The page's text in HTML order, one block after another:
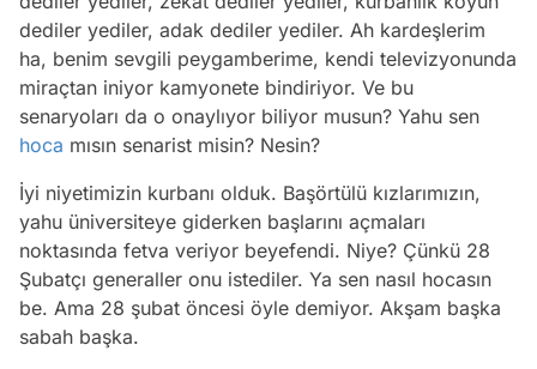
dediler yediler, adak dediler yediler. Ah kardeşlerim
ha, benim sevgili peygamberime, kendi televizyonunda
miraçtan iniyor kamyonete bindiriyor. Ve bu
senaryoları da o onaylıyor biliyor musun? Yahu sen
hoca mısın senarist misin? Nesin?
İyi niyetimizin kurbanı olduk. Başörtülü kızlarımızın,
yahu üniversiteye giderken başlarını açmaları
noktasında fetva veriyor beyefendi. Niye? Çünkü 28
Şubatçı generaller onu istediler. Ya sen nasıl hocasın
be. Ama 28 şubat öncesi öyle demiyor. Akşam başka
sabah başka.